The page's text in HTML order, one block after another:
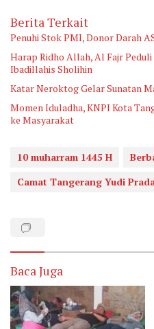
Berita Terkait
Penuhi Stok PMI, Donor Darah
Harap Ridho Allah, Al Fajr
Ibadillahis Sholihin
Katar Neroktog Gelar Sunatan
Momen Iduladha, KNPI Kota
ke Masyarakat
10 muharram 1445 H
Camat Tangerang Yudi
Baca Juga